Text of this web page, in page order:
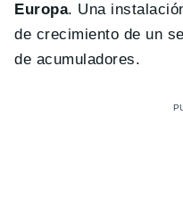
Europa. Una
de crecimiento de un
de acumuladores.